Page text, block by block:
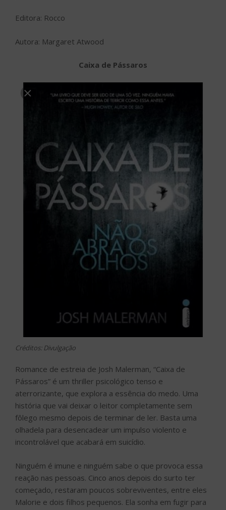
Editora: Rocco
Autora: Margaret Atwood
Caixa de Pássaros
Créditos: Divulgação
Romance de estreia de Josh Malerman, “Caixa de
Pássaros” é um thriller psicológico tenso e
aterrorizante, que explora a essência do medo. Uma
história que vai deixar o leitor completamente sem
fôlego mesmo depois de terminar de ler. Basta uma
olhadela para desencadear um impulso violento e
incontrolável que acabará em suicídio.
Ninguém é imune e ninguém sabe o que provoca essa
reação nas pessoas. Cinco anos depois do surto ter
começado, restaram poucos sobreviventes, entre eles
Malorie e dois filhos pequenos. Ela sonha em fugir para